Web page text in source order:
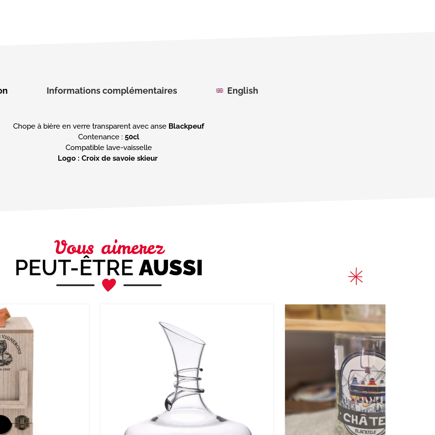
Informations complémentaires English
Chope à bière en verre transparent avec anse
Contenance :
Logo : Croix de savoie skieur
Vous aimerez
PEUT-ÊTRE AUSSI